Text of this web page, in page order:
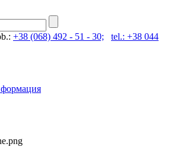
+38 (068) 492 - 51 - 30;
tel.: +38 044